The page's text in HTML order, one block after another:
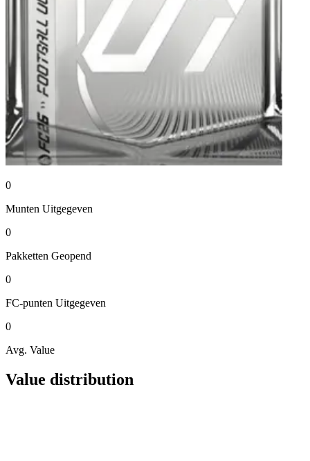
0
Munten Uitgegeven
0
Pakketten Geopend
0
FC-punten Uitgegeven
0
Avg. Value
Value distribution